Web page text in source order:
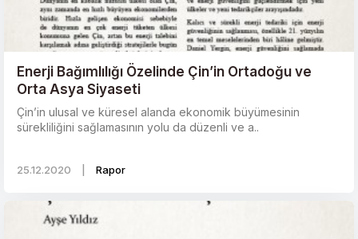
Enerji Bağımlılığı Özelinde Çin’in Ortadoğu ve
Orta Asya Siyaseti
Çin’in ulusal ve küresel alanda ekonomik büyümesinin
sürekliliğini sağlamasının yolu da düzenli ve a..
25.12.2020 Rapor